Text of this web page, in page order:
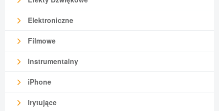
Elektroniczne
Filmowe
Instrumentalny
iPhone
Irytujące